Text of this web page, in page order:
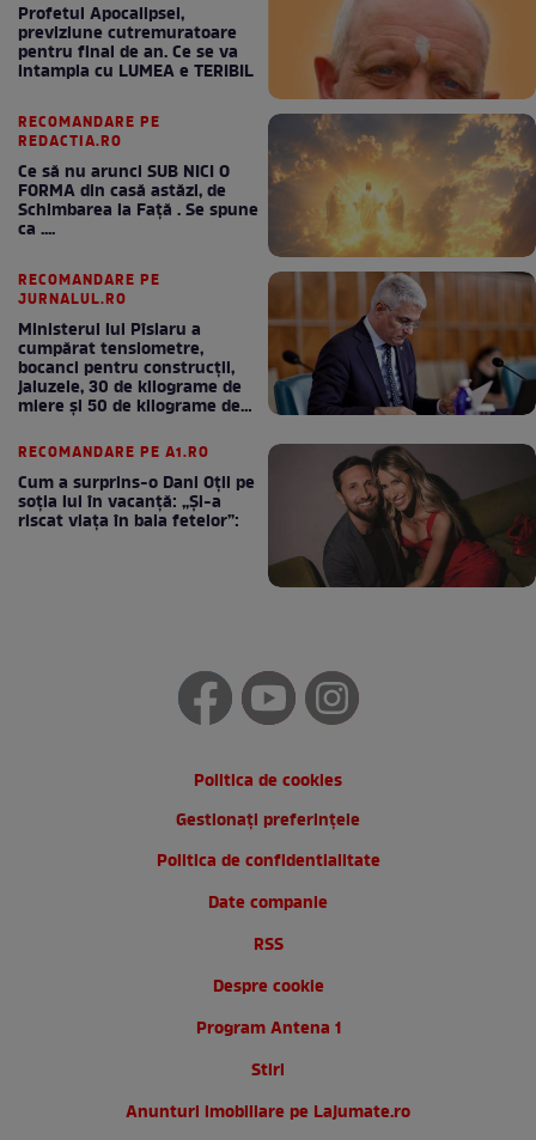
Profetul Apocalipsei,
previziune cutremuratoare
pentru final de an. Ce se va
intampla cu LUMEA e TERIBIL
RECOMANDARE PE
REDACTIA.RO
Ce să nu arunci SUB NICI O
FORMA din casă astăzi, de
Schimbarea la Față . Se spune
ca ....
RECOMANDARE PE
JURNALUL.RO
Ministerul lui Pîslaru a
cumpărat tensiometre,
bocanci pentru construcții,
jaluzele, 30 de kilograme de
miere și 50 de kilograme de
RECOMANDARE PE A1.RO
Cum a surprins-o Dani Oțil pe
soția lui în vacanță: „Și-a
riscat viața în baia fetelor”:
Politica de cookies
Gestionați preferințele
Politica de confidentialitate
Date companie
RSS
Despre cookie
Program Antena 1
Stiri
Anunturi imobiliare pe Lajumate.ro